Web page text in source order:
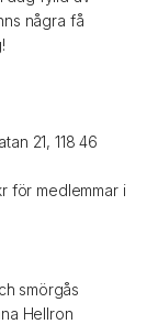
några få
21, 118 46
för medlemmar i
smörgås
Hellron